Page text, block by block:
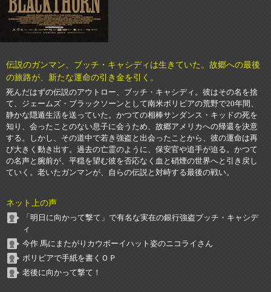
伝説のガンマン、ブッチ・キャシディは生きていた。故郷への最後
の旅路が、新たな運命の引き金を引く。
死んだはずの伝説のアウトロー、ブッチ・キャシディ。彼はその名を捨
て、ジェームズ・ブラックソーンとして南米ボリビアの荒野で20年間、
静かな隠遁生活を送っていた。かつての相棒サンダンス・キッドの死を
知り、会ったことのない息子に会うため、故郷アメリカへの帰還を決意
する。しかし、その道中で若き強盗と出会ったことから、彼の運命は再
び大きく動き出す。過去の亡霊のように、保安官や追手が迫る。かつて
の名声と腕前が、平穏を望む彼を否応なく血と硝煙の世界へと引き戻し
ていく。老いたガンマンが、自らの伝説と対峙する最後の戦い。
ネット上の声
「明日に向かって撃て」で有名な実在の銀行強盗ブッチ・キャシデ
ィ
今作 馬にまたがりカウボーイハット姿のニコライさん
ボリビアで手紙を書くＯＰ
老後に向かって撃て！